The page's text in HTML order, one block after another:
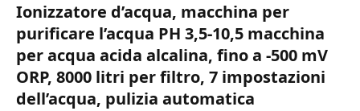
Ionizzatore d’acqua, macchina per
purificare l’acqua PH 3,5-10,5 macchina
per acqua acida alcalina, fino a -500 mV
ORP, 8000 litri per filtro, 7 impostazioni
dell’acqua, pulizia automatica